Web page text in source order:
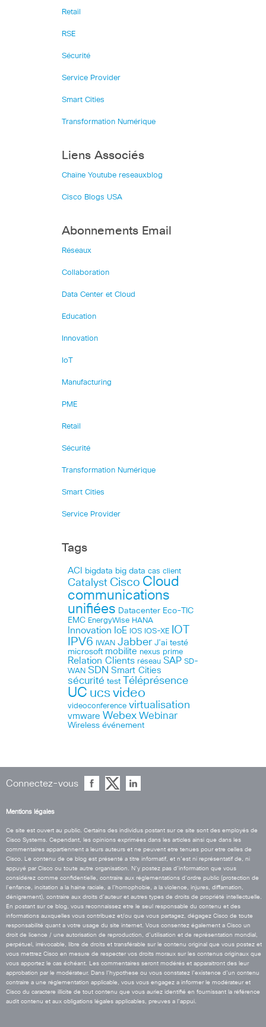
Retail
RSE
Sécurité
Service Provider
Smart Cities
Transformation Numérique
Liens Associés
Chaîne Youtube reseauxblog
Cisco Blogs USA
Abonnements Email
Réseaux
Collaboration
Data Center et Cloud
Education
Innovation
IoT
Manufacturing
PME
Retail
Sécurité
Transformation Numérique
Smart Cities
Service Provider
Tags
ACI bigdata big data cas client
Catalyst Cisco Cloud
communications
unifiées Datacenter Eco-TIC
EMC EnergyWise HANA
Innovation IoE IOS IOS-XE IOT
IPV6 IWAN Jabber J’ai testé
microsoft mobilite nexus prime
Relation Clients réseau SAP SD-
WAN SDN Smart Cities
sécurité test Téléprésence
UC ucs video
videoconference virtualisation
vmware Webex Webinar
Wireless événement
Connectez-vous
Mentions légales
Ce site est ouvert au public. Certains des individus postant sur ce site sont des employés de
Cisco Systems. Cependant, les opinions exprimées dans les articles ainsi que dans les
commentaires appartiennent a leurs auteurs et ne peuvent etre tenues pour etre celles de
Cisco. Le contenu de ce blog est présenté a titre informatif, et n’est ni représentatif de, ni
appuyé par Cisco ou toute autre organisation. N’y postez pas d’information que vous
considérez comme confidentielle, contraire aux réglementations d’ordre public (protection de
l’enfance, incitation a la haine raciale, a l’homophobie, a la violence, injures, diffamation,
dénigrement), contraire aux droits d’auteur et autres types de droits de propriété intellectuelle.
En postant sur ce blog, vous reconnaissez etre le seul responsable du contenu et des
informations auxquelles vous contribuez et/ou que vous partagez, dégagez Cisco de toute
responsabilité quant a votre usage du site internet. Vous consentez également a Cisco un
droit de licence / une autorisation de reproduction, d’utilisation et de représentation mondial,
perpétuel, irrévocable, libre de droits et transférable sur le contenu original que vous postez et
vous mettrez Cisco en mesure de respecter vos droits moraux sur les contenus originaux que
vous apportez le cas échéant. Les commentaires seront modérés et apparaitront des leur
approbation par le modérateur. Dans l’hypothese ou vous constatez l’existence d’un contenu
contraire a une réglementation applicable, vous vous engagez a informer le modérateur et
Cisco du caractere illicite de tout contenu que vous auriez identifié en fournissant la référence
audit contenu et aux obligations légales applicables, preuves a l’appui.